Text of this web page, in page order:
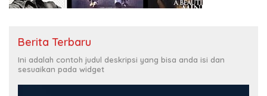
Berita Terbaru
Ini adalah contoh judul deskripsi yang bisa anda isi dan
sesuaikan pada widget